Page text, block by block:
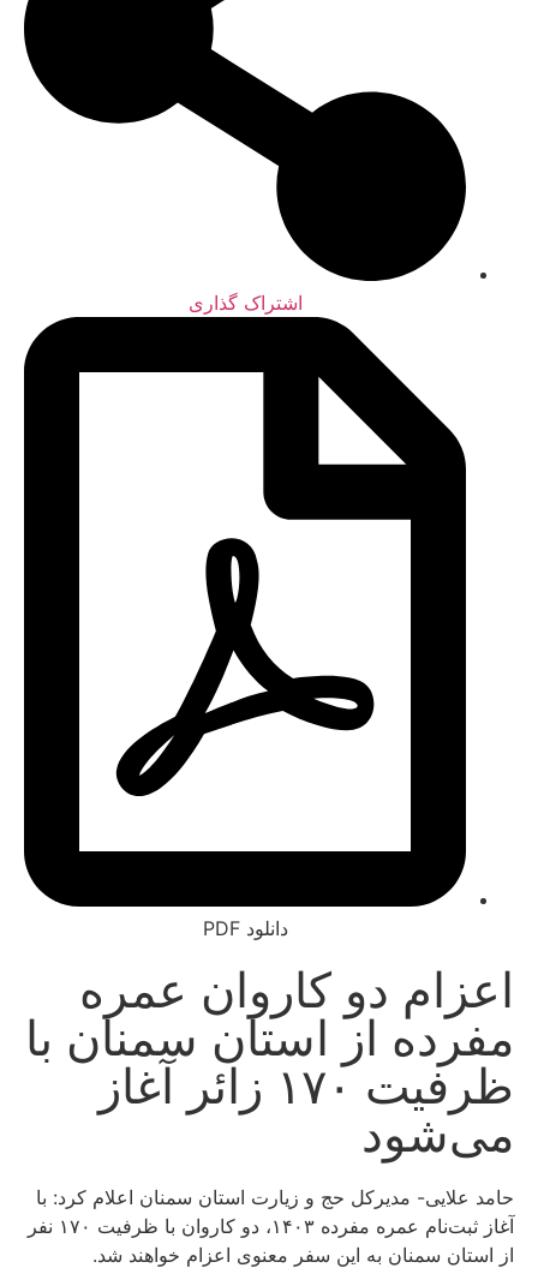
دو کاروان عمره
از استان سمنان با
ظرفیت ۱۷۰ زائر آغاز
مدیرکل حج و زیارت استان سمنان اعلام کرد: با
آغاز ثبت‌نام عمره مفرده ۱۴۰۳، دو کاروان با ظرفیت ۱۷۰ نفر
سمنان به این سفر معنوی اعزام خواهند شد.
اشتراک گذاری